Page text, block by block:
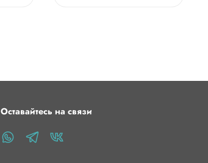
Оставайтесь на связи